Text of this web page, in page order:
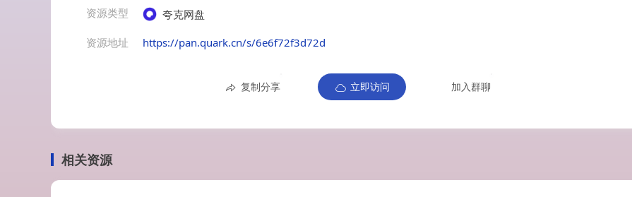
资源类型
夸克网盘
资源地址
https://pan.quark.cn/s/6e6f72f3d72d
复制分享 立即访问 加入群聊
相关资源